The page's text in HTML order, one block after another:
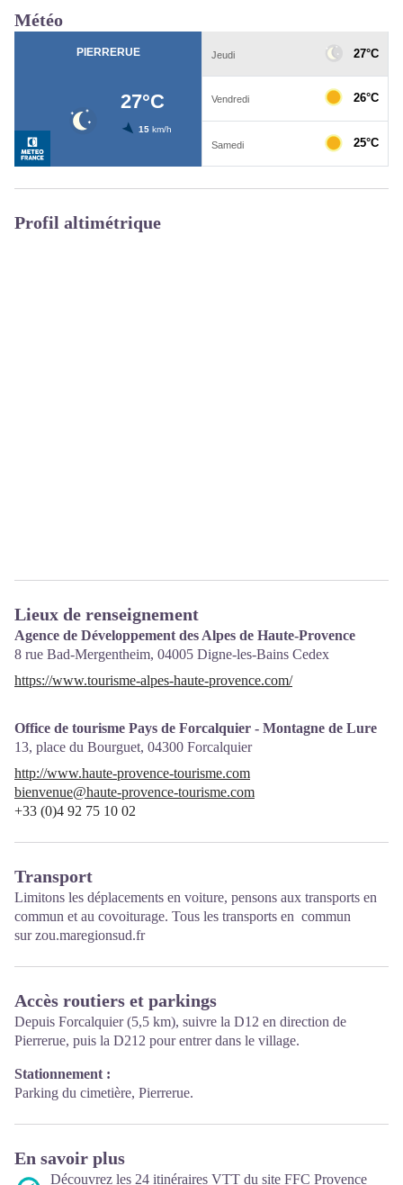
Météo
Profil altimétrique
Lieux de renseignement
Agence de Développement des Alpes de Haute-Provence
8 rue Bad-Mergentheim, 04005 Digne-les-Bains Cedex
https://www.tourisme-alpes-haute-provence.com/
Office de tourisme Pays de Forcalquier - Montagne de Lure
13, place du Bourguet, 04300 Forcalquier
http://www.haute-provence-tourisme.com
bienvenue@haute-provence-tourisme.com
+33 (0)4 92 75 10 02
Transport
Limitons les déplacements en voiture, pensons aux transports en
commun et au covoiturage. Tous les transports en commun
surzou.maregionsud.fr
Accès routiers et parkings
Depuis Forcalquier (5,5 km), suivre la D12 en direction de
Pierrerue, puis la D212 pour entrer dans le village.
Stationnement :
Parking du cimetière, Pierrerue.
En savoir plus
Découvrez les 24 itinéraires VTT du site FFC Provence